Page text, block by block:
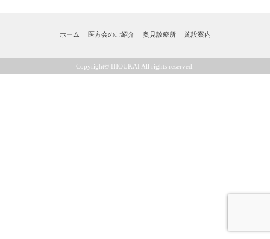
ホーム 医方会のご紹介 奥見診療所 施設案内
Copyright© IHOUKAI All rights reserved.